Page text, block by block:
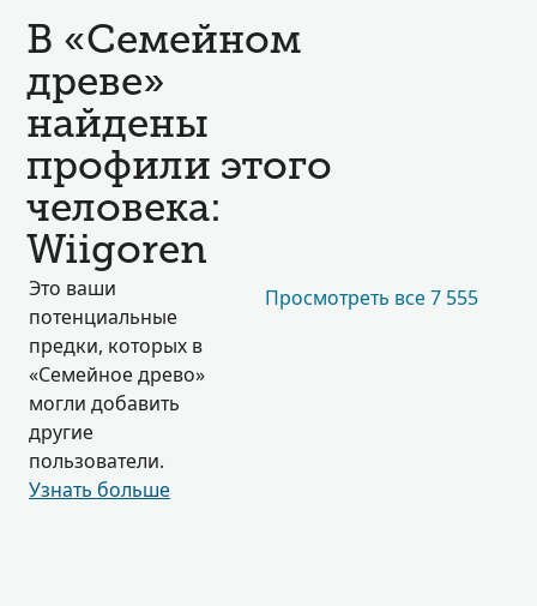
В «Семейном
древе»
найдены
профили этого
человека:
Wiigoren
Это ваши
потенциальные
предки, которых в
«Семейное древо»
могли добавить
другие
пользователи.
Узнать больше
Просмотреть все 7 555